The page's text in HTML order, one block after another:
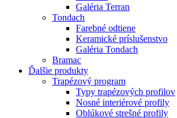
Galéria Terran
Tondach
Farebné odtiene
Keramické príslušenstvo
Galéria Tondach
Bramac
Ďalšie produkty
Trapézový program
Typy trapézových profilov
Nosné interiérové profily
Oblúkové strešné profily